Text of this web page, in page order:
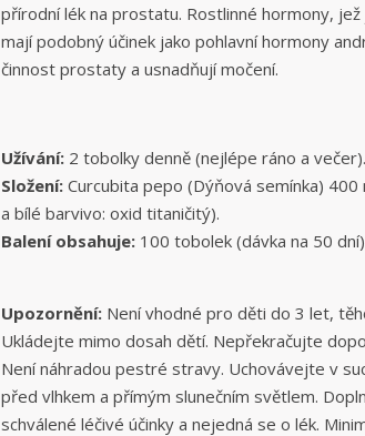
přírodní lék na prostatu. Rostlinné hormony,
mají podobný účinek jako pohlavní hormony
činnost prostaty a usnadňují močení.
Užívání: 2 tobolky denně (nejlépe ráno a večer).
Složení: Curcubita pepo (Dýňová semínka)
a bílé barvivo: oxid titaničitý).
Balení obsahuje: 100 tobolek (dávka na 50
Upozornění: Není vhodné pro děti do 3 let,
Ukládejte mimo dosah dětí. Nepřekračujte
Není náhradou pestré stravy. Uchovávejte v
před vlhkem a přímým slunečním světlem.
schválené léčivé účinky a nejedná se o lék.